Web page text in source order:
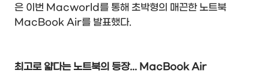
은 이번 Macworld를 통해 초박형의 매끈한 노트북
MacBook Air를 발표했다.
최고로 얇다는 노트북의 등장... MacBook Air